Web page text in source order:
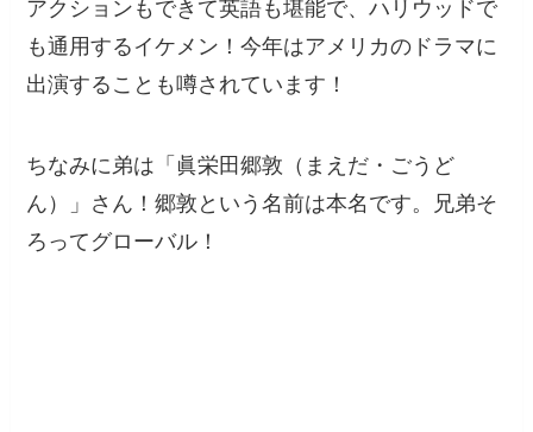
も通用するイケメン！今年はアメリカのドラマに
出演することも噂されています！
ちなみに弟は「眞栄田郷敦（まえだ・ごうど
ん）」さん！郷敦という名前は本名です。兄弟そ
ろってグローバル！